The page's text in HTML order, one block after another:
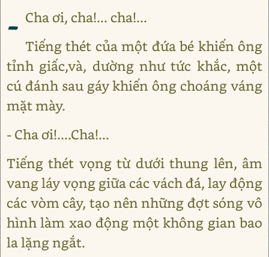
- Cha ơi, cha!... cha!...
Tiếng thét của một đứa bé khiến ông
tỉnh giấc,và, dường như tức khắc, một
cú đánh sau gáy khiến ông choáng váng
mặt mày.
- Cha ơi!....Cha!...
Tiếng thét vọng từ dưới thung lên, âm
vang láy vọng giữa các vách đá, lay động
các vòm cây, tạo nên những đợt sóng vô
hình làm xao động một không gian bao
la lặng ngắt.